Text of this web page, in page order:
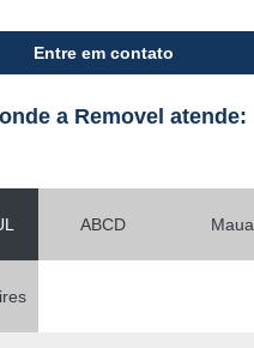
Entre em contato
a Removel atende:
ABCD Maua